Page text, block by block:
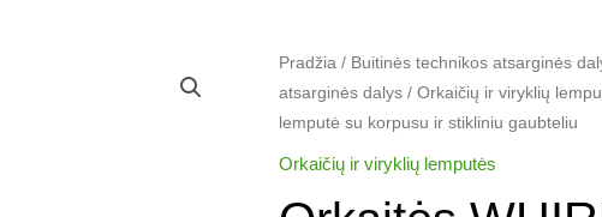
Pradžia / Buitinės technikos atsarginės
atsarginės dalys / Orkaičių ir viryklių
lemputė su korpusu ir stikliniu gaubteliu
Orkaičių ir viryklių lemputės
produkto
kiekis:
Orkaitės
WHIRLPOL